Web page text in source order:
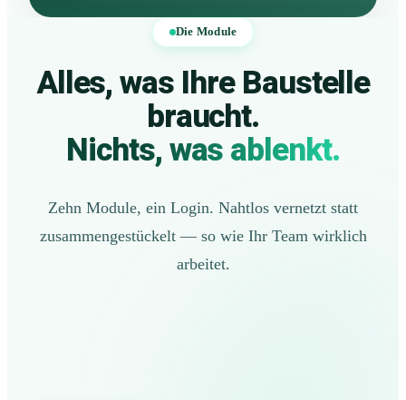
Die Module
Alles, was Ihre Baustelle
braucht.
Nichts, was ablenkt.
Zehn Module, ein Login. Nahtlos vernetzt statt
zusammengestückelt — so wie Ihr Team wirklich
arbeitet.